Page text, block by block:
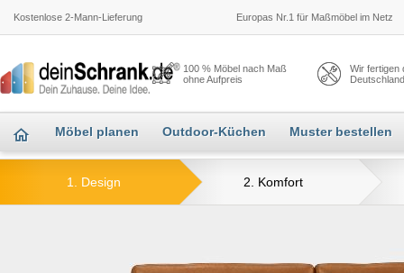
Kostenlose 2-Mann-Lieferung Europas Nr.1 für Maßmöbel im Netz
100 % Möbel nach Maß
ohne Aufpreis
Wir fertigen
Möbel planen Outdoor-Küchen Muster bestellen
2. Komfort
1. Design